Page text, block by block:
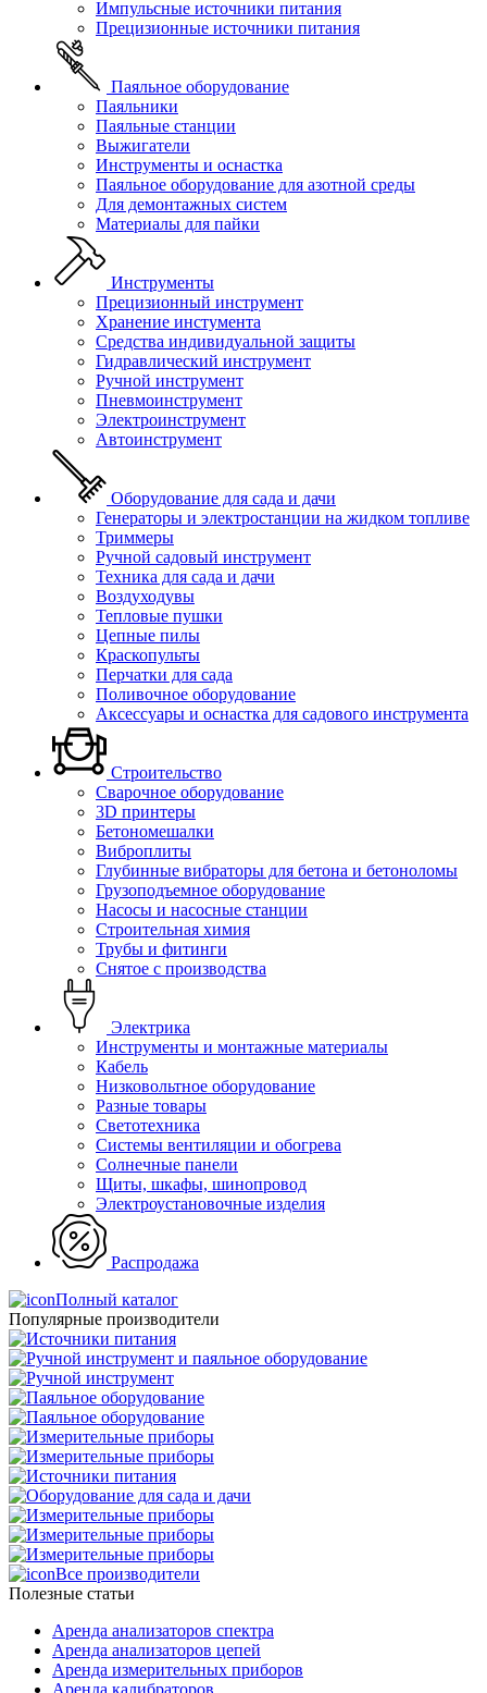
Импульсные источники питания
Прецизионные источники питания
Паяльное оборудование
Паяльники
Паяльные станции
Выжигатели
Инструменты и оснастка
Паяльное оборудование для азотной среды
Для демонтажных систем
Материалы для пайки
Инструменты
Прецизионный инструмент
Хранение инстумента
Средства индивидуальной защиты
Гидравлический инструмент
Ручной инструмент
Пневмоинструмент
Электроинструмент
Автоинструмент
Оборудование для сада и дачи
Генераторы и электростанции на жидком топливе
Триммеры
Ручной садовый инструмент
Техника для сада и дачи
Воздуходувы
Тепловые пушки
Цепные пилы
Краскопульты
Перчатки для сада
Поливочное оборудование
Аксессуары и оснастка для садового инструмента
Строительство
Сварочное оборудование
3D принтеры
Бетономешалки
Виброплиты
Глубинные вибраторы для бетона и бетоноломы
Грузоподъемное оборудование
Насосы и насосные станции
Строительная химия
Трубы и фитинги
Снятое с производства
Электрика
Инструменты и монтажные материалы
Кабель
Низковольтное оборудование
Разные товары
Светотехника
Системы вентиляции и обогрева
Солнечные панели
Щиты, шкафы, шинопровод
Электроустановочные изделия
Распродажа
Полный каталог
Популярные производители
Все производители
Полезные статьи
Аренда анализаторов спектра
Аренда анализаторов цепей
Аренда измерительных приборов
Аренда калибраторов